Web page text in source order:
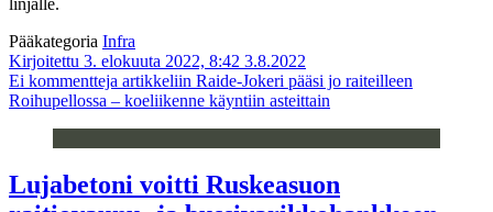
Pääkategoria Infra
Kirjoitettu 3. elokuuta 2022, 8:42 3.8.2022
Ei kommentteja artikkeliin Raide-Jokeri pääsi jo raiteilleen
Roihupellossa – koeliikenne käyntiin asteittain
Lujabetoni voitti Ruskeasuon